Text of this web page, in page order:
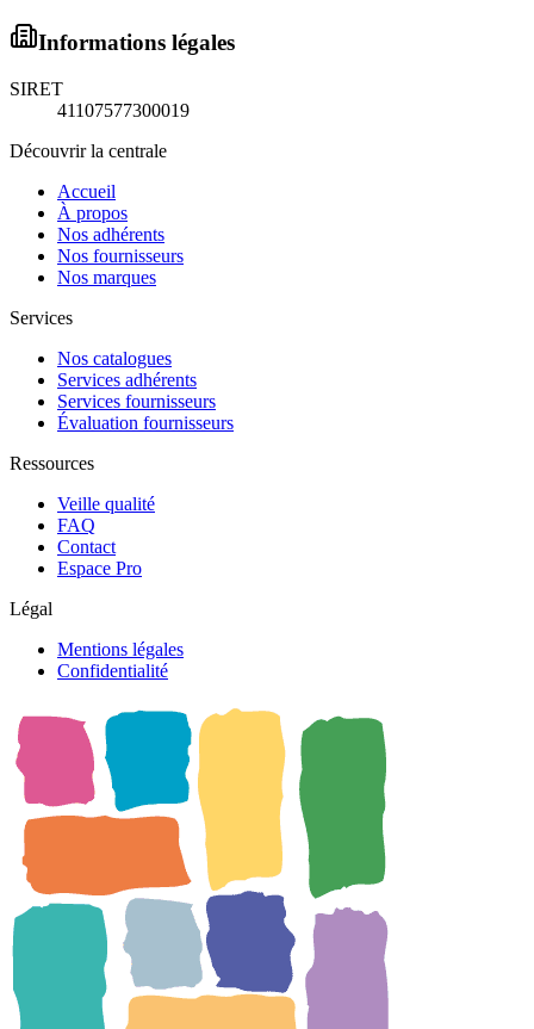
Informations légales
SIRET
41107577300019
Découvrir la centrale
Accueil
À propos
Nos adhérents
Nos fournisseurs
Nos marques
Services
Nos catalogues
Services adhérents
Services fournisseurs
Évaluation fournisseurs
Ressources
Veille qualité
FAQ
Contact
Espace Pro
Légal
Mentions légales
Confidentialité